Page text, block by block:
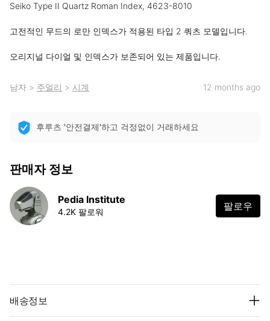
Seiko Type II Quartz Roman Index, 4623-8010
고전적인 무드의 로만 인덱스가 적용된 타입 2 쿼츠 모델입니다.
오리지널 다이얼 및 인덱스가 보존되어 있는 제품입니다.
남자 > 주얼리 > 시계 12 months ago
후루츠 '안전결제'하고 걱정없이 거래하세요
판매자 정보
Pedia Institute
4.2K 팔로워 팔로우
배송정보